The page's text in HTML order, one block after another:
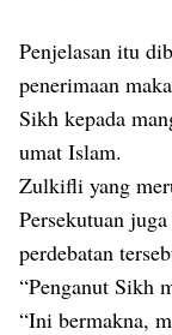
Penjelasan itu
penerimaan
Sikh kepada
umat Islam.
Zulkifli yang
Persekutuan
perdebatan
“Penganut Sikh
“Ini bermakna,